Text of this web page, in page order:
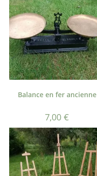
Balance en fer ancienne
7,00€